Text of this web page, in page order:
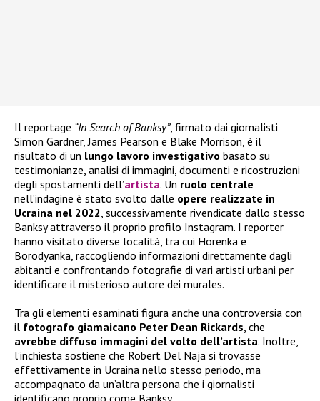
Il reportage “In Search of Banksy”, firmato dai giornalisti
Simon Gardner, James Pearson e Blake Morrison, è il
risultato di un lungo lavoro investigativo basato su
testimonianze, analisi di immagini, documenti e ricostruzioni
degli spostamenti dell’artista. Un ruolo centrale
nell’indagine è stato svolto dalle opere realizzate in
Ucraina nel 2022 , successivamente rivendicate dallo stesso
Banksy attraverso il proprio profilo Instagram. I reporter
hanno visitato diverse località, tra cui Horenka e
Borodyanka, raccogliendo informazioni direttamente dagli
abitanti e confrontando fotografie di vari artisti urbani per
identificare il misterioso autore dei murales.
Tra gli elementi esaminati figura anche una controversia con
il fotografo giamaicano Peter Dean Rickards , che
avrebbe diffuso immagini del volto dell’artista. Inoltre,
l’inchiesta sostiene che Robert Del Naja si trovasse
effettivamente in Ucraina nello stesso periodo, ma
accompagnato da un’altra persona che i giornalisti
identificano proprio come Banksy.